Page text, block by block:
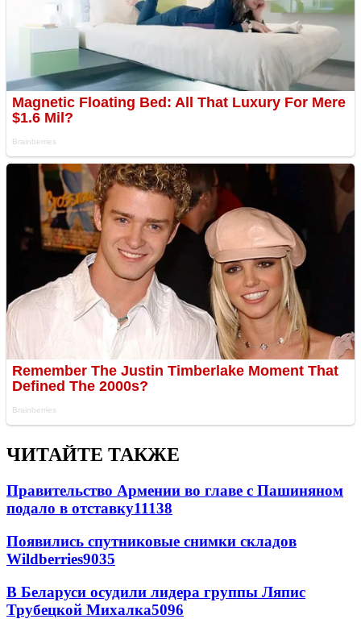
ЧИТАЙТЕ ТАКЖЕ
Правительство Армении во главе с Пашиняном
подало в отставку11138
Появились спутниковые снимки складов
Wildberries9035
В Беларуси осудили лидера группы Ляпис
Трубецкой Михалка5096